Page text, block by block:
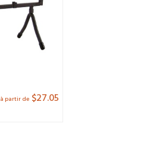
à partir de $27.05